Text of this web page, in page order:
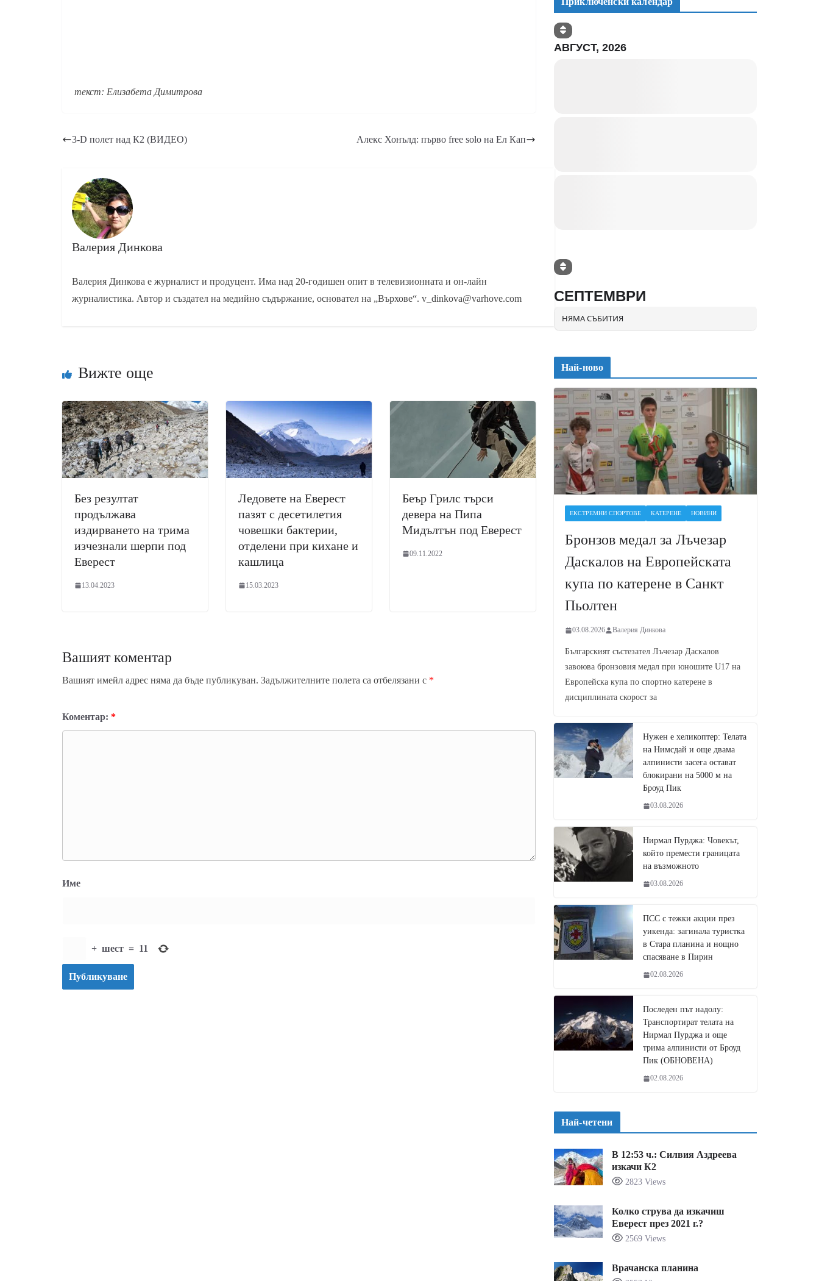
текст: Елизабета Димитрова
3-D полет над К2 (ВИДЕО) Алекс Хонълд: първо free solo на Ел Кап
Валерия Динкова
Валерия Динкова е журналист и продуцент. Има над 20-годишен опит в телевизионната и он-лайн
журналистика. Автор и създател на медийно съдържание, основател на „Върхове“. v_dinkova@varhove.com
Вижте още
Без резултат
продължава
издирването на трима
изчезнали шерпи под
Еверест
13.04.2023
Ледовете на Еверест
пазят с десетилетия
човешки бактерии,
отделени при кихане и
кашлица
15.03.2023
Беър Грилс търси
девера на Пипа
Мидълтън под Еверест
09.11.2022
Вашият коментар
Вашият имейл адрес няма да бъде публикуван. Задължителните полета са отбелязани с *
Коментар: *
Име
+ шест = 11
АВГУСТ, 2026
СЕПТЕМВРИ
НЯМА СЪБИТИЯ
Най-ново
ЕКСТРЕМНИ СПОРТОВЕ КАТЕРЕНЕ НОВИНИ
Бронзов медал за Лъчезар
Даскалов на Европейската
купа по катерене в Санкт
Пьолтен
03.08.2026 Валерия Динкова
Българският състезател Лъчезар Даскалов
завоюва бронзовия медал при юношите U17 на
Европейска купа по спортно катерене в
дисциплината скорост за
Нужен е хеликоптер: Телата
на Нимсдай и още двама
алпинисти засега остават
блокирани на 5000 м на
Броуд Пик
03.08.2026
Нирмал Пурджа: Човекът,
който премести границата
на възможното
03.08.2026
ПСС с тежки акции през
уикенда: загинала туристка
в Стара планина и нощно
спасяване в Пирин
02.08.2026
Последен път надолу:
Транспортират телата на
Нирмал Пурджа и още
трима алпинисти от Броуд
Пик (ОБНОВЕНА)
02.08.2026
Най-четени
В 12:53 ч.: Силвия Аздреева
изкачи К2
2823 Views
Колко струва да изкачиш
Еверест през 2021 г.?
2569 Views
Врачанска планина